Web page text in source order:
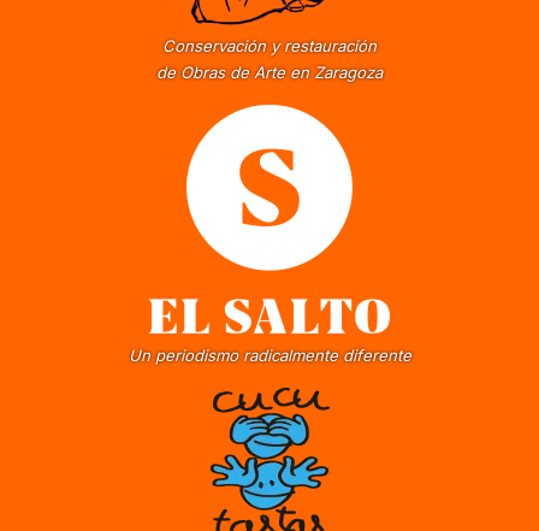
Conservación y restauración
de Obras de Arte en Zaragoza
Un periodismo radicalmente diferente